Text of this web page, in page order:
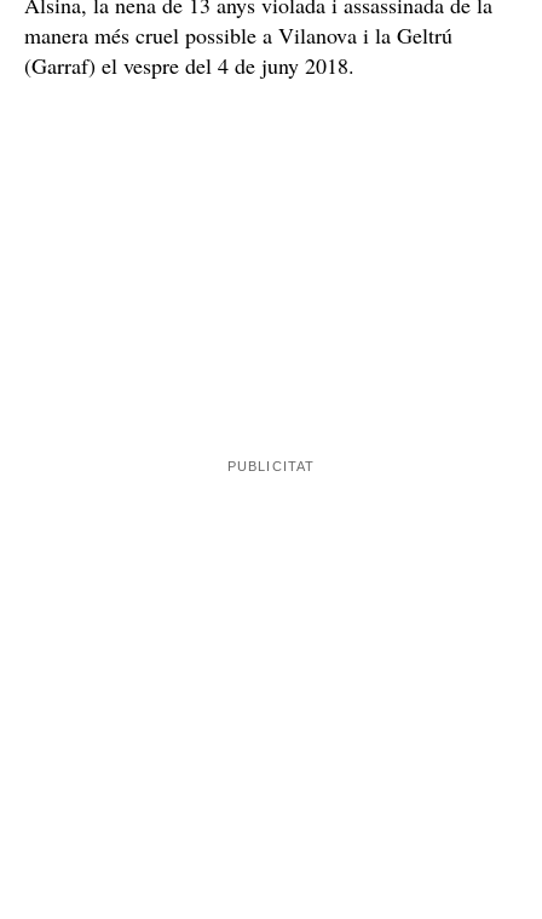
manera més cruel possible a Vilanova i la Geltrú
(Garraf) el vespre del 4 de juny 2018.